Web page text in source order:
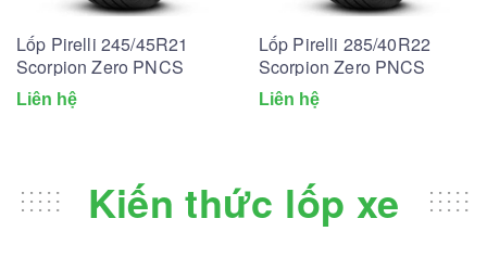
Lốp Pirelli 245/45R21
Scorpion Zero PNCS
Liên hệ
Lốp Pirelli 285/40R22
Scorpion Zero PNCS
Liên hệ
Kiến thức lốp xe